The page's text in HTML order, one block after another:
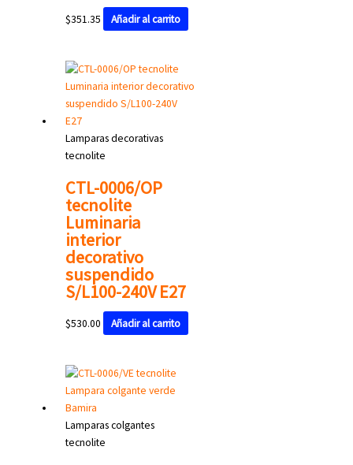
$351.35 Añadir al carrito
Lamparas decorativas
tecnolite
CTL-0006/OP
tecnolite
Luminaria
interior
decorativo
suspendido
S/L100-240V E27
$530.00 Añadir al carrito
Lamparas colgantes
tecnolite